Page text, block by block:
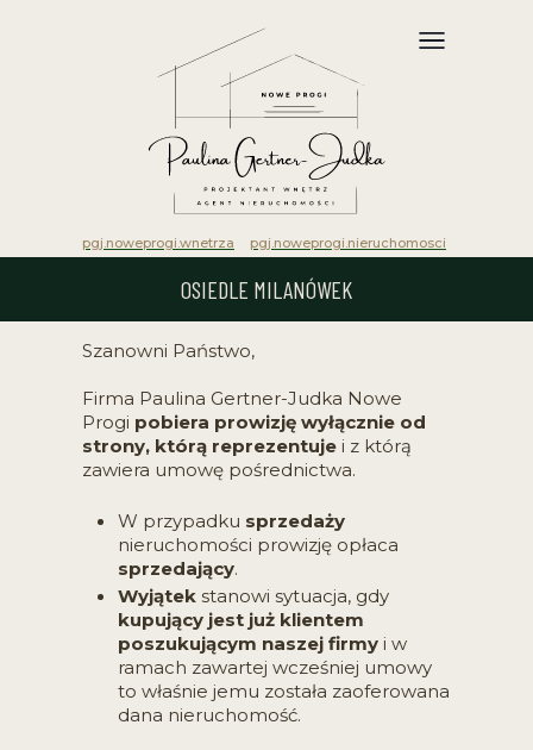
pgj.noweprogi.nieruchomosci
pgj.noweprogi.wnetrza
OSIEDLE MILANÓWEK
Szanowni Państwo,
Firma Paulina Gertner-Judka Nowe
Progi pobiera prowizję wyłącznie od
strony, którą reprezentuje i z którą
zawiera umowę pośrednictwa.
W przypadku sprzedaży
nieruchomości prowizję opłaca
sprzedający.
Wyjątek stanowi sytuacja, gdy
kupujący jest już klientem
poszukującym naszej firmy i w
ramach zawartej wcześniej umowy
to właśnie jemu została zaoferowana
dana nieruchomość.